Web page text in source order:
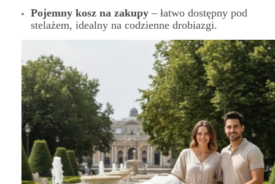
Pojemny kosz na zakupy – łatwo dostępny pod
stelażem, idealny na codzienne drobiazgi.